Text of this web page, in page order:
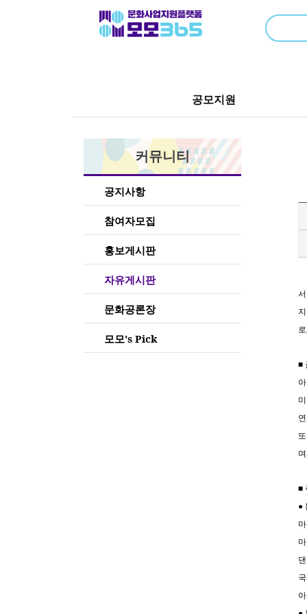
공모지원
커뮤니티
공지사항
참여자모집
홍보게시판
자유게시판
문화공론장
모모's Pick
로
■
며
■
●